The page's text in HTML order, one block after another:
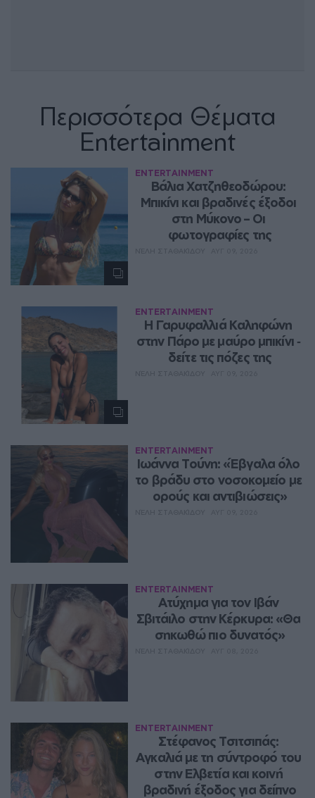
Περισσότερα Θέματα
Entertainment
ENTERTAINMENT
Βάλια Χατζηθεοδώρου:
Μπικίνι και βραδινές έξοδοι
στη Μύκονο – Οι
φωτογραφίες της
ENTERTAINMENT
Η Γαρυφαλλιά Καληφώνη
στην Πάρο με μαύρο μπικίνι ‑
δείτε τις πόζες της
ENTERTAINMENT
Ιωάννα Τούνη: «Έβγαλα όλο
το βράδυ στο νοσοκομείο με
ορούς και αντιβιώσεις»
ENTERTAINMENT
Ατύχημα για τον Ιβάν
Σβιτάιλο στην Κέρκυρα: «Θα
σηκωθώ πιο δυνατός»
ENTERTAINMENT
Στέφανος Τσιτσιπάς:
Αγκαλιά με τη σύντροφό του
στην Ελβετία και κοινή
βραδινή έξοδος για δείπνο